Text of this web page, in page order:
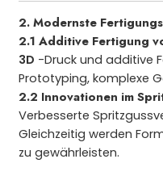
2. Modernste
2.1 Additive Fertigung
3D -Druck und additive
Prototyping, komplexe
2.2 Innovationen im
Verbesserte
Gleichzeitig werden
zu gewährleisten.